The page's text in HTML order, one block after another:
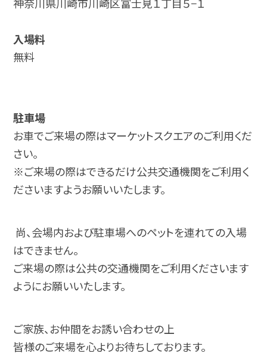
神奈川県川崎市川崎区富士見１丁目５−１
入場料
無料
駐車場
お車でご来場の際はマーケットスクエアのご利用くだ
さい。
※ご来場の際はできるだけ公共交通機関をご利用く
ださいますようお願いいたします。
尚、会場内および駐車場へのペットを連れての入場
はできません。
ご来場の際は公共の交通機関をご利用くださいます
ようにお願いいたします。
ご家族、お仲間をお誘い合わせの上
皆様のご来場を心よりお待ちしております。